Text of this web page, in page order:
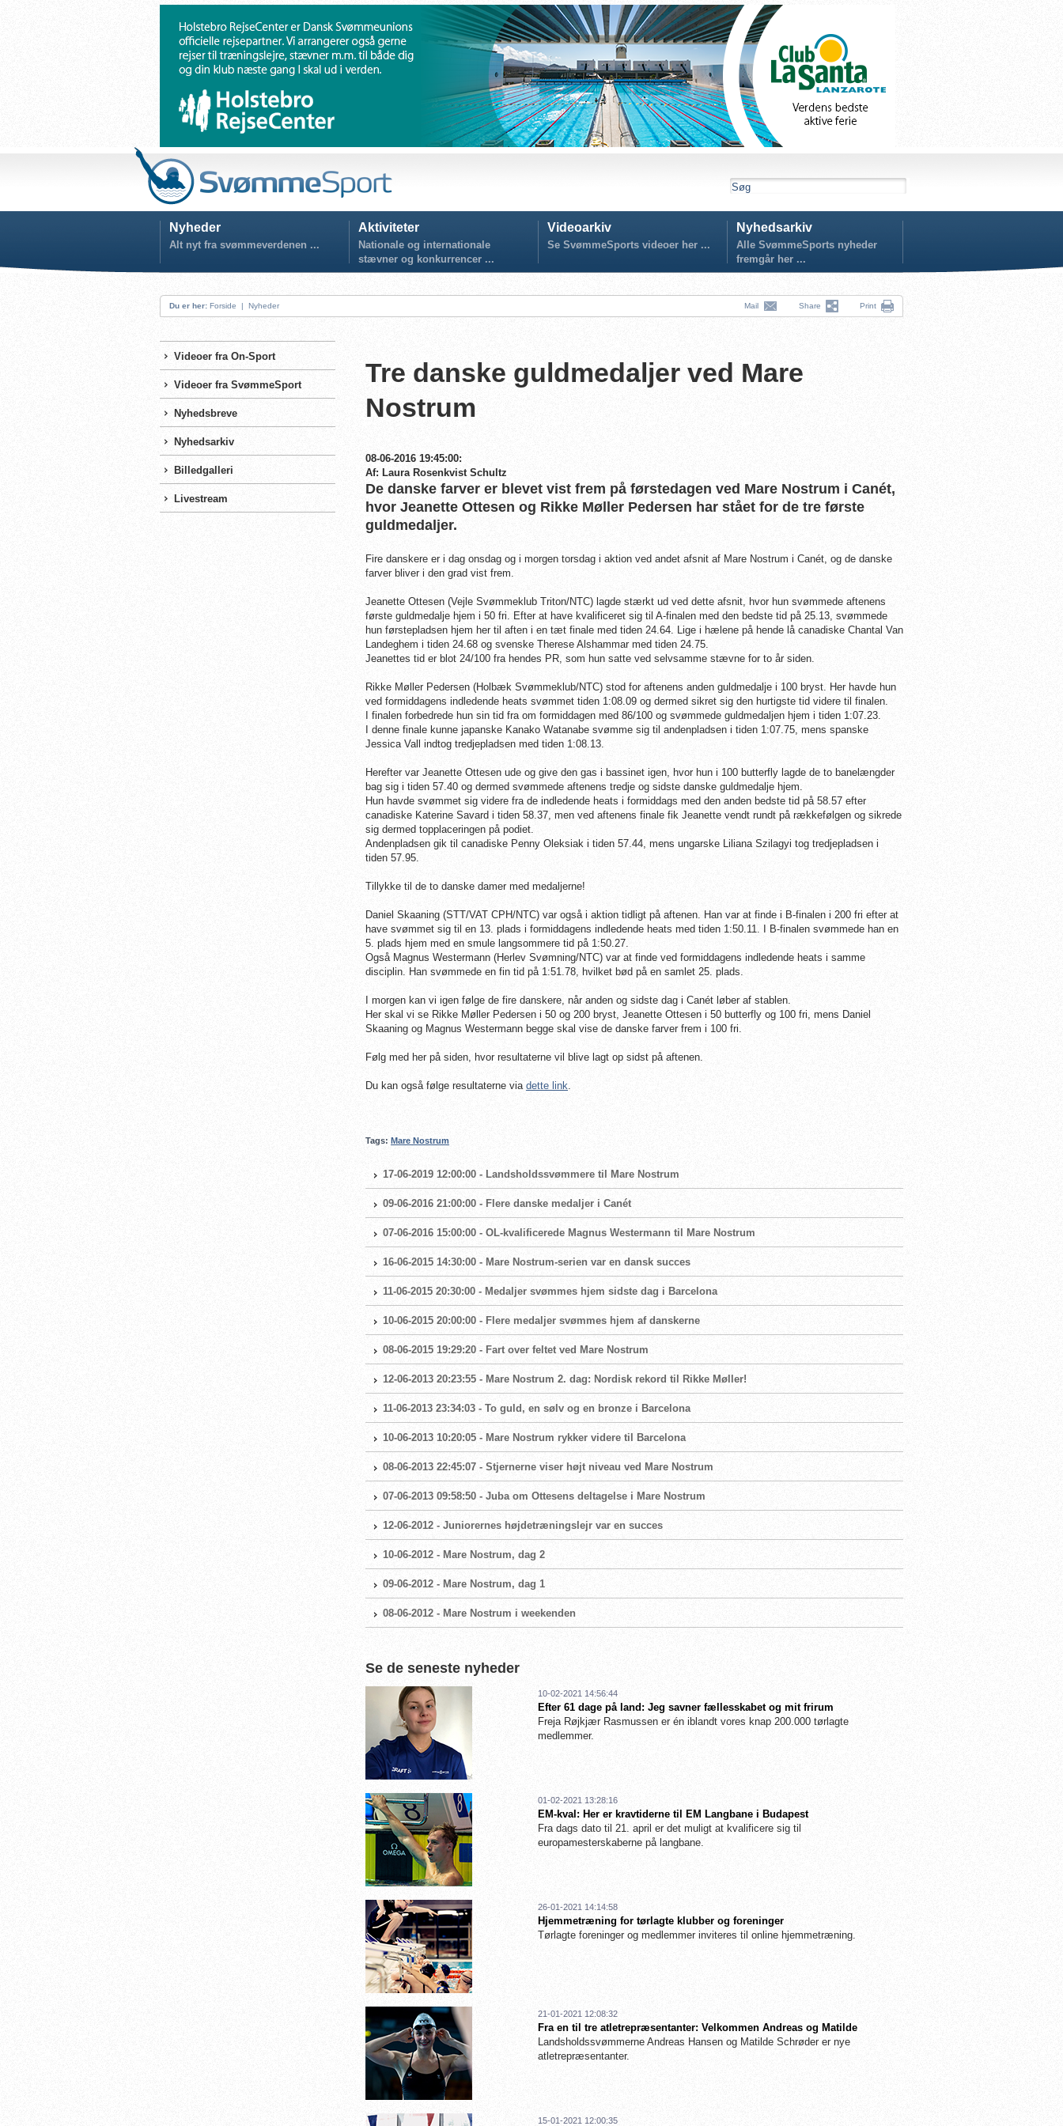
Nyheder
Alt nyt fra svømmeverdenen ...
Aktiviteter
Nationale og internationale
stævner og konkurrencer ...
Videoarkiv
Se SvømmeSports videoer her ...
Nyhedsarkiv
Alle SvømmeSports nyheder
fremgår her ...
Du er her: Forside | Nyheder Mail Share Print
Videoer fra On-Sport
Videoer fra SvømmeSport
Nyhedsbreve
Nyhedsarkiv
Billedgalleri
Livestream
Tre danske guldmedaljer ved Mare
Nostrum
08-06-2016 19:45:00:
Af: Laura Rosenkvist Schultz
De danske farver er blevet vist frem på førstedagen ved Mare Nostrum i Canét,
hvor Jeanette Ottesen og Rikke Møller Pedersen har stået for de tre første
guldmedaljer.
Fire danskere er i dag onsdag og i morgen torsdag i aktion ved andet afsnit af Mare Nostrum i Canét, og de danske
farver bliver i den grad vist frem.
Jeanette Ottesen (Vejle Svømmeklub Triton/NTC) lagde stærkt ud ved dette afsnit, hvor hun svømmede aftenens
første guldmedalje hjem i 50 fri. Efter at have kvalificeret sig til A-finalen med den bedste tid på 25.13, svømmede
hun førstepladsen hjem her til aften i en tæt finale med tiden 24.64. Lige i hælene på hende lå canadiske Chantal Van
Landeghem i tiden 24.68 og svenske Therese Alshammar med tiden 24.75.
Jeanettes tid er blot 24/100 fra hendes PR, som hun satte ved selvsamme stævne for to år siden.
Rikke Møller Pedersen (Holbæk Svømmeklub/NTC) stod for aftenens anden guldmedalje i 100 bryst. Her havde hun
ved formiddagens indledende heats svømmet tiden 1:08.09 og dermed sikret sig den hurtigste tid videre til finalen.
I finalen forbedrede hun sin tid fra om formiddagen med 86/100 og svømmede guldmedaljen hjem i tiden 1:07.23.
I denne finale kunne japanske Kanako Watanabe svømme sig til andenpladsen i tiden 1:07.75, mens spanske
Jessica Vall indtog tredjepladsen med tiden 1:08.13.
Herefter var Jeanette Ottesen ude og give den gas i bassinet igen, hvor hun i 100 butterfly lagde de to banelængder
bag sig i tiden 57.40 og dermed svømmede aftenens tredje og sidste danske guldmedalje hjem.
Hun havde svømmet sig videre fra de indledende heats i formiddags med den anden bedste tid på 58.57 efter
canadiske Katerine Savard i tiden 58.37, men ved aftenens finale fik Jeanette vendt rundt på rækkefølgen og sikrede
sig dermed topplaceringen på podiet.
Andenpladsen gik til canadiske Penny Oleksiak i tiden 57.44, mens ungarske Liliana Szilagyi tog tredjepladsen i
tiden 57.95.
Tillykke til de to danske damer med medaljerne!
Daniel Skaaning (STT/VAT CPH/NTC) var også i aktion tidligt på aftenen. Han var at finde i B-finalen i 200 fri efter at
have svømmet sig til en 13. plads i formiddagens indledende heats med tiden 1:50.11.
I B-finalen svømmede han en
5. plads hjem med en smule langsommere tid på 1:50.27.
Også Magnus Westermann (Herlev Svømning/NTC) var at finde ved formiddagens indledende heats i samme
disciplin. Han svømmede en fin tid på 1:51.78, hvilket bød på en samlet 25. plads.
I morgen kan vi igen følge de fire danskere, når anden og sidste dag i Canét løber af stablen.
Her skal vi se Rikke Møller Pedersen i 50 og 200 bryst, Jeanette Ottesen i 50 butterfly og 100 fri, mens Daniel
Skaaning og Magnus Westermann begge skal vise de danske farver frem i 100 fri.
Følg med her på siden, hvor resultaterne vil blive lagt op sidst på aftenen.
Du kan også følge resultaterne via dette link.
Tags: Mare Nostrum
17-06-2019 12:00:00 - Landsholdssvømmere til Mare Nostrum
09-06-2016 21:00:00 - Flere danske medaljer i Canét
07-06-2016 15:00:00 - OL-kvalificerede Magnus Westermann til Mare Nostrum
16-06-2015 14:30:00 - Mare Nostrum-serien var en dansk succes
11-06-2015 20:30:00 - Medaljer svømmes hjem sidste dag i Barcelona
10-06-2015 20:00:00 - Flere medaljer svømmes hjem af danskerne
08-06-2015 19:29:20 - Fart over feltet ved Mare Nostrum
12-06-2013 20:23:55 - Mare Nostrum 2. dag: Nordisk rekord til Rikke Møller!
11-06-2013 23:34:03 - To guld, en sølv og en bronze i Barcelona
10-06-2013 10:20:05 - Mare Nostrum rykker videre til Barcelona
08-06-2013 22:45:07 - Stjernerne viser højt niveau ved Mare Nostrum
07-06-2013 09:58:50 - Juba om Ottesens deltagelse i Mare Nostrum
12-06-2012 - Juniorernes højdetræningslejr var en succes
10-06-2012 - Mare Nostrum, dag 2
09-06-2012 - Mare Nostrum, dag 1
08-06-2012 - Mare Nostrum i weekenden
Se de seneste nyheder
10-02-2021 14:56:44
Efter 61 dage på land: Jeg savner fællesskabet og mit frirum
Freja Røjkjær Rasmussen er én iblandt vores knap 200.000 tørlagte
medlemmer.
01-02-2021 13:28:16
EM-kval: Her er kravtiderne til EM Langbane i Budapest
Fra dags dato til 21. april er det muligt at kvalificere sig til
europamesterskaberne på langbane.
26-01-2021 14:14:58
Hjemmetræning for tørlagte klubber og foreninger
Tørlagte foreninger og medlemmer inviteres til online hjemmetræning.
21-01-2021 12:08:32
Fra en til tre atletrepræsentanter: Velkommen Andreas og Matilde
Landsholdssvømmerne Andreas Hansen og Matilde Schrøder er nye
atletrepræsentanter.
15-01-2021 12:00:35